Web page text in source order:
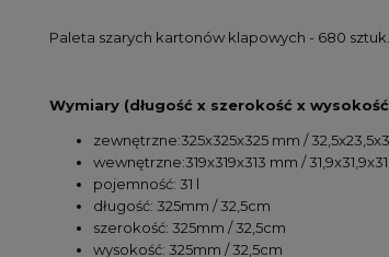
Paleta szarych kartonów klapowych - 680 sztuk.
Wymiary (długość x szerokość x
zewnętrzne:325x325x325 mm /
wewnętrzne:319x319x313 mm /
pojemność: 31 l
długość: 325mm / 32,5cm
szerokość: 325mm / 32,5cm
wysokość: 325mm / 32,5cm